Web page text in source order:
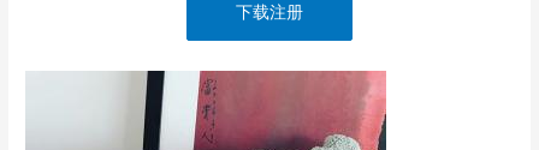
下载注册